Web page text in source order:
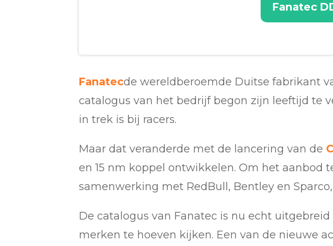
Fanatec
Fanatecde wereldberoemde Duitse fabrikant
catalogus van het bedrijf begon zijn leeftijd te
in trek is bij racers.
Maar dat veranderde met de lancering van de
en 15 nm koppel ontwikkelen. Om het aanbod
samenwerking met RedBull, Bentley en
De catalogus van Fanatec is nu echt
merken te hoeven kijken. Een van de nieuwe